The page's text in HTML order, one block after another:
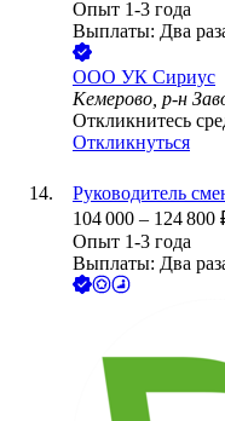
Опыт 1-3 года
Выплаты: Два
ООО УК Сириус
Кемерово, р-н
Откликнитесь
Откликнуться
Руководитель
104 000 – 124 800
Опыт 1-3 года
Выплаты: Два